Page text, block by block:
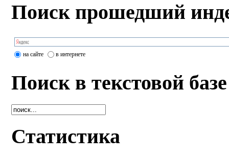
Поиск прошедший
на сайте в интернете
Поиск в текстовой базе
Статистика